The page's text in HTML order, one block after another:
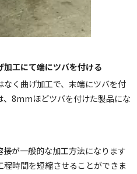
工にて端にツバを付ける
く曲げ加工で、末端にツバを付
、8mmほどツバを付けた製品にな
が一般的な加工方法になります
時間を短縮させることができま